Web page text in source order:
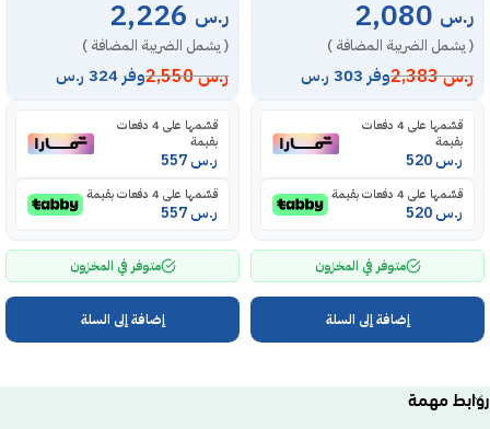
ر.س
( يشمل الضريبة المضافة )
ر.س2,383 وفر 303 ر.س
قسّمها على 4 دفعات
بقيمة
ر.س
قسّمها على 4 دفعات بقيمة
ر.س
متوفر في المخزون
إضافة إلى السلة
ر.س
( يشمل الضريبة المضافة )
ر.س2,550 وفر 324 ر.س
قسّمها على 4 دفعات
بقيمة
ر.س
قسّمها على 4 دفعات بقيمة
ر.س
متوفر في المخزون
إضافة إلى السلة
روابط مهمة